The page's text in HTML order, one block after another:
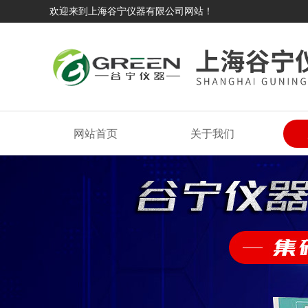
欢迎来到上海谷宁仪器有限公司网站！
网站首页 关于我们